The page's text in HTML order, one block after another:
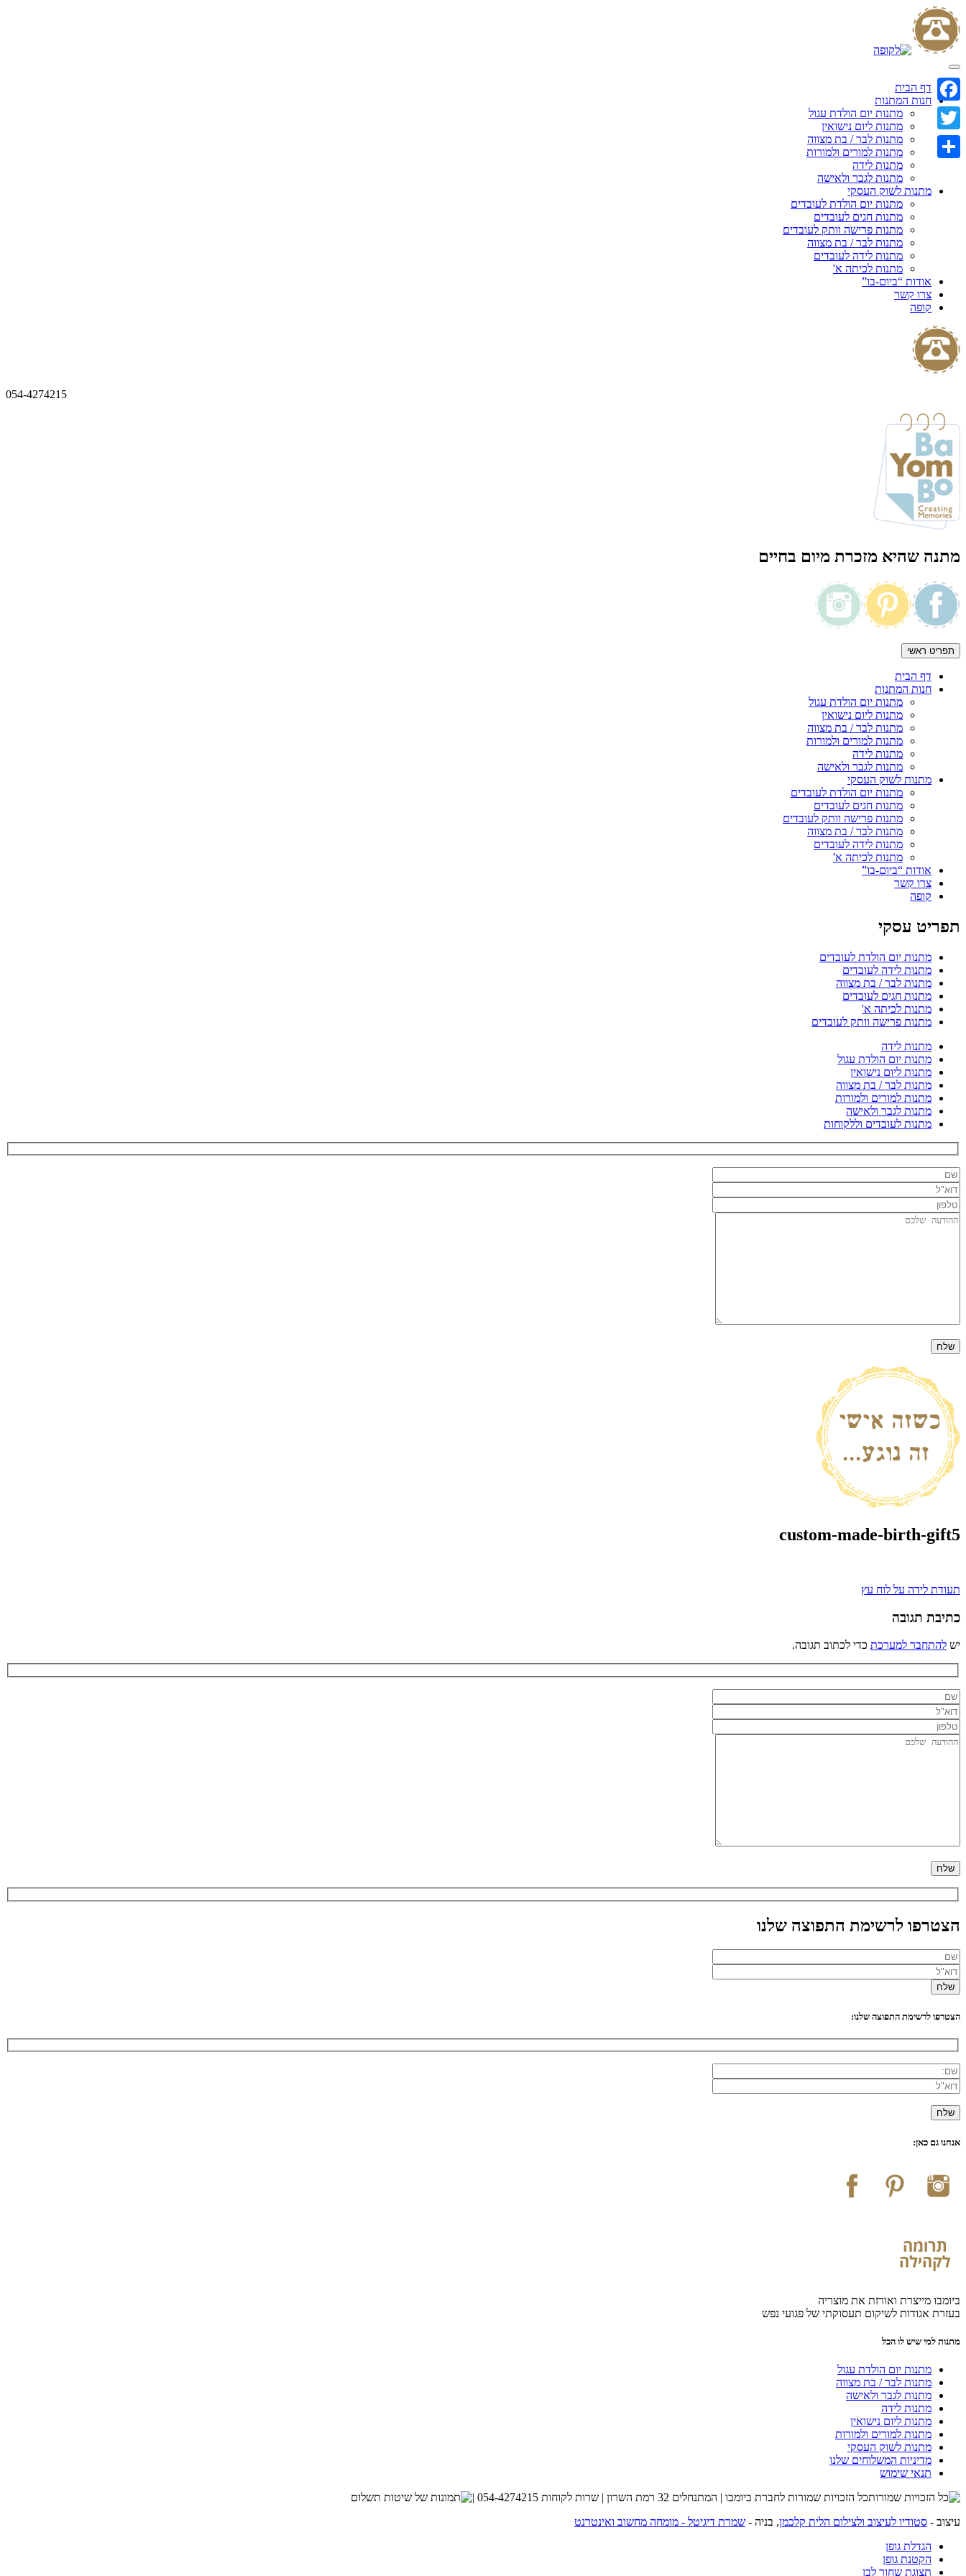
Skip
to
content
דף הבית
חנות המתנות
מתנות יום הולדת עגול
מתנות ליום נישואין
מתנות לבר / בת מצווה
מתנות למורים ולמורות
מתנות לידה
מתנות לגבר ולאישה
מתנות לשוק העסקי
מתנות יום הולדת לעובדים
מתנות חגים לעובדים
מתנות פרישה וותק לעובדים
מתנות לבר / בת מצווה
מתנות לידה לעובדים
מתנות לכיתה א'
אודות “ביום-בו”
צרו קשר
קופה
054-4274215
מתנה שהיא מזכרת מיום בחיים
תפריט ראשי
דף הבית
חנות המתנות
מתנות יום הולדת עגול
מתנות ליום נישואין
מתנות לבר / בת מצווה
מתנות למורים ולמורות
מתנות לידה
מתנות לגבר ולאישה
מתנות לשוק העסקי
מתנות יום הולדת לעובדים
מתנות חגים לעובדים
מתנות פרישה וותק לעובדים
מתנות לבר / בת מצווה
מתנות לידה לעובדים
מתנות לכיתה א'
אודות “ביום-בו”
צרו קשר
קופה
תפריט עסקי
מתנות יום הולדת לעובדים
מתנות לידה לעובדים
מתנות לבר / בת מצווה
מתנות חגים לעובדים
מתנות לכיתה א'
מתנות פרישה וותק לעובדים
מתנות לידה
מתנות יום הולדת עגול
מתנות ליום נישואין
מתנות לבר / בת מצווה
מתנות למורים ולמורות
מתנות לגבר ולאישה
מתנות לעובדים וללקוחות
custom-made-birth-gift5
ניווט
תעודת לידה על לוח עץ
כתיבת תגובה
יש להתחבר למערכת כדי לכתוב תגובה.
הצטרפו לרשימת התפוצה שלנו
הצטרפו לרשימת התפוצה שלנו:
אנחנו גם כאן:
ביומבו מייצרת ואורזת את מוצריה
בעזרת אגודות לשיקום תעסוקתי של פגועי נפש
מתנות למי שיש לו הכל
מתנות יום הולדת עגול
מתנות לבר / בת מצווה
מתנות לגבר ולאישה
מתנות לידה
מתנות ליום נישואין
מתנות למורים ולמורות
מתנות לשוק העסקי
מדיניות המשלוחים שלנו
תנאי שימוש
כל הזכויות שמורות לחברת ביומבו | המתנחלים 32 רמת השרון | שרות לקוחות 054-4274215 |
עיצוב - סטודיו לעיצוב ולצילום הלית קלכמן, בניה - שמרת דיגיטל - מומחה מחשוב ואינטרנט
Facebook
Twitter
הגדלת גופן
הקטנת גופן
תצוגת שחור לבן